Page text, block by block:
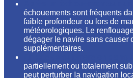
échouements sont fréquents
faible profondeur ou lors de
météorologiques. Le
dégager le navire sans causer
supplémentaires.
partiellement ou totalement
peut perturber la navigation